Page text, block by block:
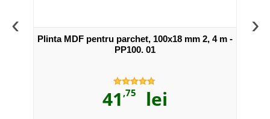
‹
Plinta MDF pentru parchet, 100x18 mm 2, 4 m -
PP100. 01
41 ,75 lei
›